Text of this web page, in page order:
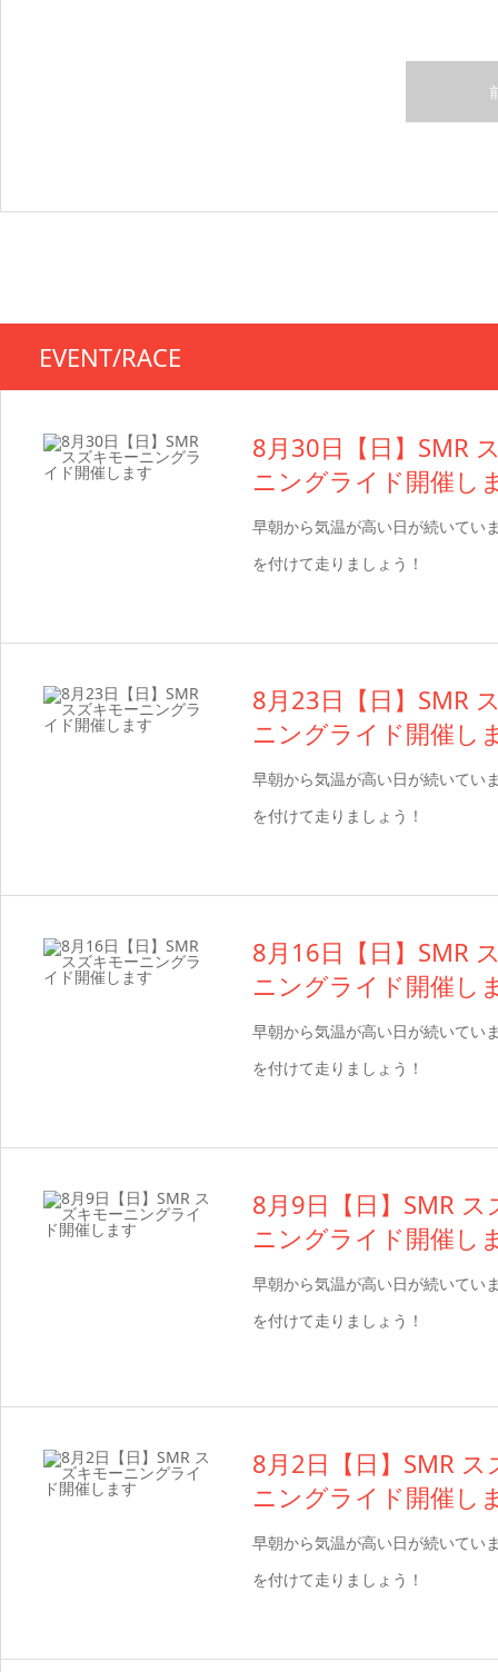
EVENT/RACE
8月30日【日】SMR
ニングライド開催し
早朝から気温が高い日が続いてい
を付けて走りましょう！
8月23日【日】SMR
ニングライド開催し
早朝から気温が高い日が続いてい
を付けて走りましょう！
8月16日【日】SMR
ニングライド開催し
早朝から気温が高い日が続いてい
を付けて走りましょう！
8月9日【日】SMR ス
ニングライド開催し
早朝から気温が高い日が続いてい
を付けて走りましょう！
8月2日【日】SMR ス
ニングライド開催し
早朝から気温が高い日が続いてい
を付けて走りましょう！